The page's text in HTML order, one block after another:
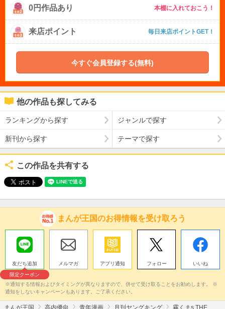
0円作品あり 本棚に入れておこう！
来店ポイント 毎日来店ポイントGET！
今すぐ会員登録する(無料)
他の作品も探してみる
ランキングから探す ジャンルで探す
新刊から探す テーマで探す
この作品を共有する
まんが王国のお得情報を受け取ろう
友だち追加
限定クーポン
メルマガ アプリ通知 フォロー いいね
※通知する情報およびタイミングが異なりますので、併せて受け取ることをお勧めします。 ※
通知をしないキャンペーンもあります。ご了承ください。
まんが王国 高内優向 青年漫画 月刊ヤングキング 霧くまs THE